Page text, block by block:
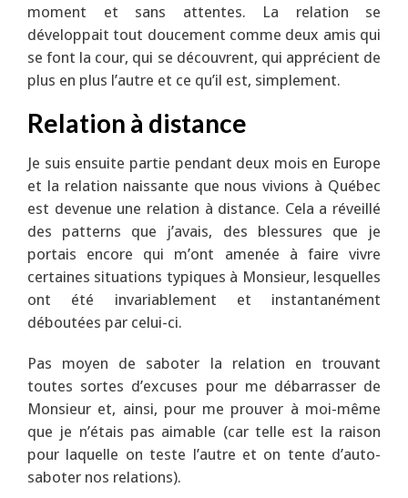
moment et sans attentes. La relation se
développait tout doucement comme deux amis qui
se font la cour, qui se découvrent, qui apprécient de
plus en plus l’autre et ce qu’il est, simplement.
Relation à distance
Je suis ensuite partie pendant deux mois en Europe
et la relation naissante que nous vivions à Québec
est devenue une relation à distance. Cela a réveillé
des patterns que j’avais, des blessures que je
portais encore qui m’ont amenée à faire vivre
certaines situations typiques à Monsieur, lesquelles
ont été invariablement et instantanément
déboutées par celui-ci.
Pas moyen de saboter la relation en trouvant
toutes sortes d’excuses pour me débarrasser de
Monsieur et, ainsi, pour me prouver à moi-même
que je n’étais pas aimable (car telle est la raison
pour laquelle on teste l’autre et on tente d’auto-
saboter nos relations).